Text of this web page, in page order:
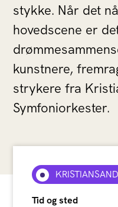
stykke. Når det
hovedscene er
kunstnere,
strykere fra
Symfoniorkester.
Tid og sted